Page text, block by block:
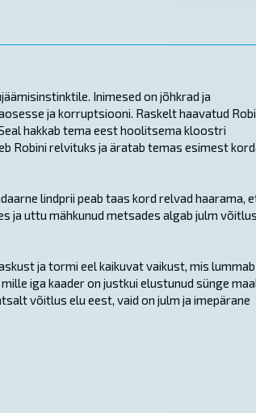
Inimesed on jõhkrad ja
ja korruptsiooni. Raskelt haavatud
hakkab tema eest hoolitsema kloostri
Robini relvituks ja äratab temas esimest
lindprii peab taas kord relvad haarama,
ja uttu mähkunud metsades algab julm
ja tormi eel kaikuvat vaikust, mis lummab
iga kaader on justkui elustunud sünge
võitlus elu eest, vaid on julm ja imepärane